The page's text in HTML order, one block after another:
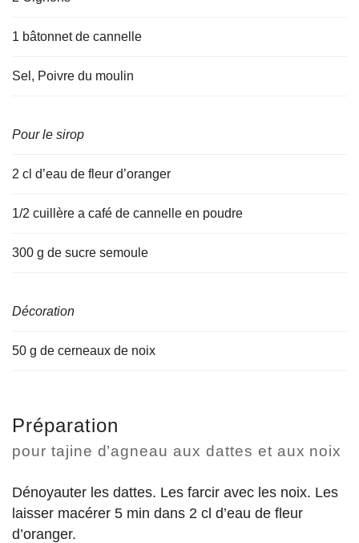
1 bâtonnet de cannelle
Sel, Poivre du moulin
Pour le sirop
2 cl d’eau de fleur d’oranger
1/2 cuillère a café de cannelle en poudre
300 g de sucre semoule
Décoration
50 g de cerneaux de noix
Préparation
pour tajine d’agneau aux dattes et aux noix
Dénoyauter les dattes. Les farcir avec les noix. Les
laisser macérer 5 min dans 2 cl d’eau de fleur
d’oranger.